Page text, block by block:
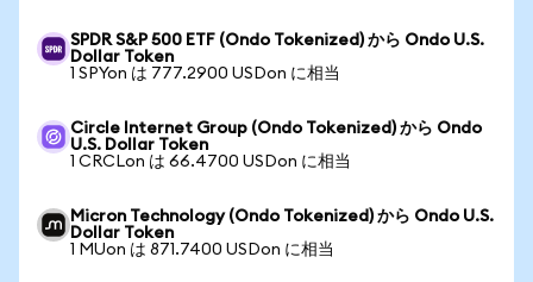
SPDR S&P 500 ETF (Ondo Tokenized) から Ondo U.S.
Dollar Token
1 SPYon は 777.2900 USDon に相当
Circle Internet Group (Ondo Tokenized) から Ondo
U.S. Dollar Token
1 CRCLon は 66.4700 USDon に相当
Micron Technology (Ondo Tokenized) から Ondo U.S.
Dollar Token
1 MUon は 871.7400 USDon に相当